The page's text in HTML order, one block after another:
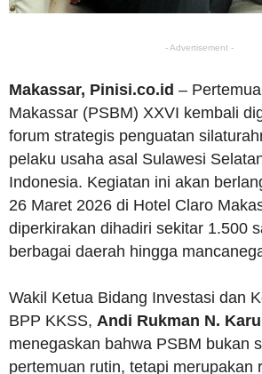
- Advertisement -
Makassar, Pinisi.co.id –
Makassar (PSBM) XXVI kembali
forum strategis penguatan
pelaku usaha asal Sulawesi
Indonesia. Kegiatan ini akan
26 Maret 2026 di Hotel Claro
diperkirakan dihadiri sekitar 1.500
berbagai daerah hingga
Wakil Ketua Bidang Investasi dan
BPP KKSS, Andi Rukman N.
menegaskan bahwa PSBM bukan
pertemuan rutin, tetapi merupakan